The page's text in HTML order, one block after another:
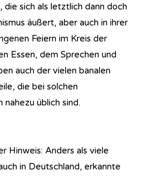
sich als letztlich dann doch
äußert, aber auch in ihrer
Feiern im Kreis der
Essen, dem Sprechen und
auch der vielen banalen
die bei solchen
nahezu üblich sind.
Hinweis: Anders als viele
in Deutschland, erkannte